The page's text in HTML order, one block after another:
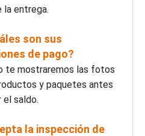
la entrega.
son sus
de pago?
te mostraremos las fotos
y paquetes antes
el saldo.
la inspección de